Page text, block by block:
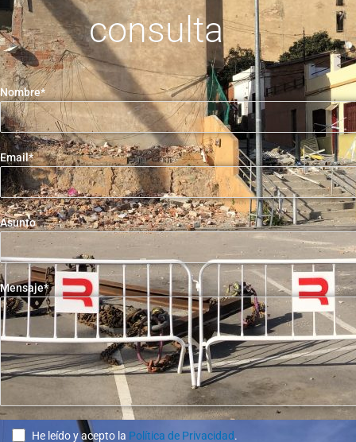
consulta
Nombre*
Email*
Asunto
Mensaje*
He leído y acepto la Política de Privacidad.